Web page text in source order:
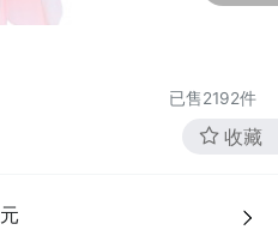
已售2192件
收藏
元